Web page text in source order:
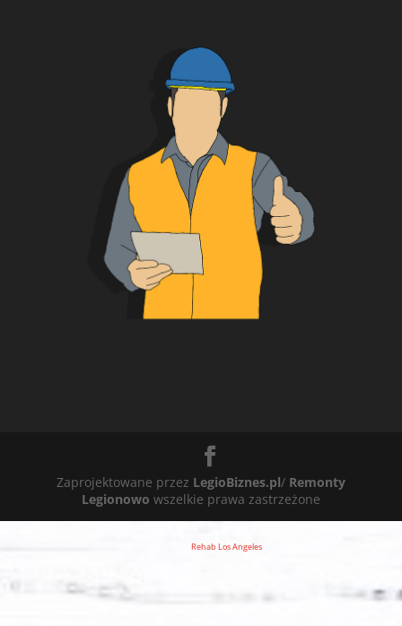
Zaprojektowane przez LegioBiznes.pl/ Remonty
Legionowo wszelkie prawa zastrzeżone
Rehab Los Angeles